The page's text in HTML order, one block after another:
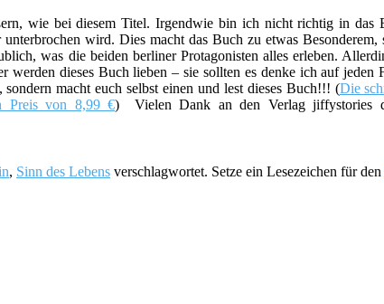
wie bei diesem Titel. Irgendwie bin ich nicht richtig in das
wird. Dies macht das Buch zu etwas
was die beiden berliner Protagonisten alles erleben.
dieses Buch lieben – sie sollten es denke ich auf
macht euch selbst einen und lest dieses Buch!!! (Die
Preis von 8,99 €) Vielen Dank an den Verlag jiffystories
, Sinn des Lebens verschlagwortet. Setze ein Lesezeichen für den